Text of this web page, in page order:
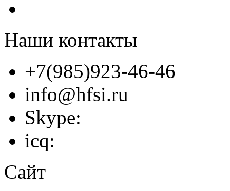
Наши контакты
+7(985)923-46-46
info@hfsi.ru
Skype:
icq:
Сайт